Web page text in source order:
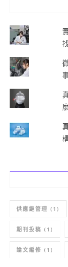
供應鏈管理 (1)
期刊投稿 (1)
論文編修 (1)